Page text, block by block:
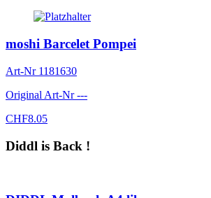
moshi Barcelet Pompei
Art-Nr 1181630
Original Art-Nr---
CHF8.05
Diddl is Back !